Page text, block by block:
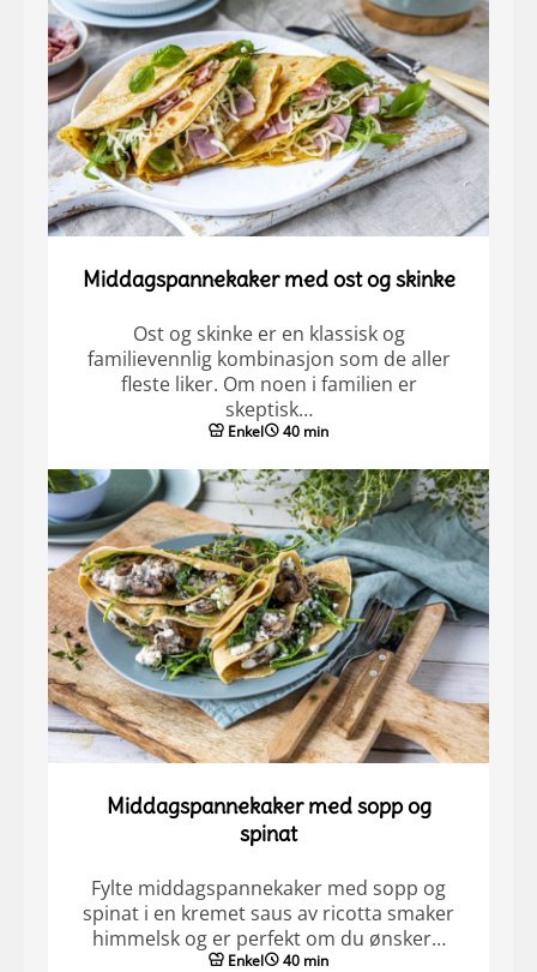
Middagspannekaker med ost og skinke
Ost og skinke er en klassisk og
familievennlig kombinasjon som de aller
fleste liker. Om noen i familien er
skeptisk…
Enkel 40 min
Middagspannekaker med sopp og
spinat
Fylte middagspannekaker med sopp og
spinat i en kremet saus av ricotta smaker
himmelsk og er perfekt om du ønsker…
Enkel 40 min